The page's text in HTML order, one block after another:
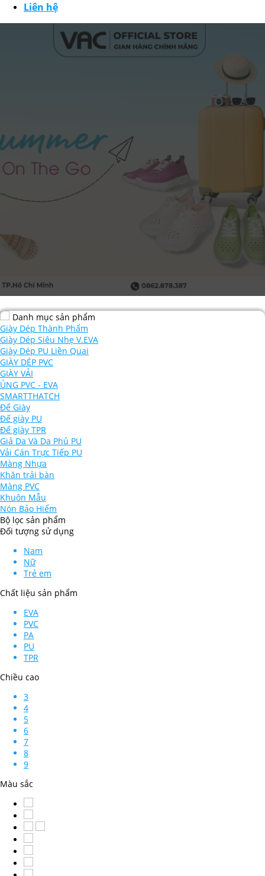
Liên hệ
Danh mục sản phẩm
Giày Dép Thành Phẩm
Giày Dép Siêu Nhẹ V.EVA
Giày Dép PU Liền Quai
GIÀY DÉP PVC
GIÀY VẢI
ỦNG PVC - EVA
SMARTTHATCH
Đế Giày
Đế giày PU
Đế giày TPR
Giả Da Và Da Phủ PU
Vải Cán Trực Tiếp PU
Màng Nhựa
Khăn trải bàn
Màng PVC
Khuôn Mẫu
Nón Bảo Hiểm
Bộ lọc sản phẩm
Đối tượng sử dụng
Nam
Nữ
Trẻ em
Chất liệu sản phẩm
EVA
PVC
PA
PU
TPR
Chiều cao
3
4
5
6
7
8
9
Màu sắc